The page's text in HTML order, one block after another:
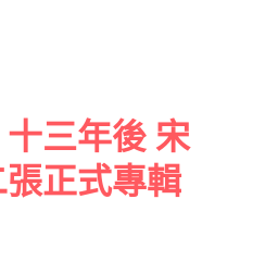
十三年後 宋
正式專輯